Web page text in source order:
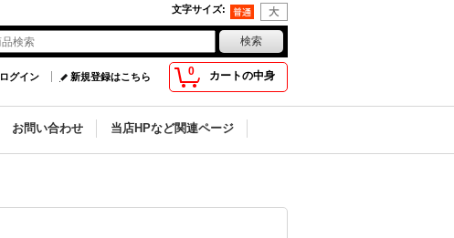
文字サイズ:
0 カートの中身
ログイン 新規登録はこちら
お問い合わせ 当店HPなど関連ページ